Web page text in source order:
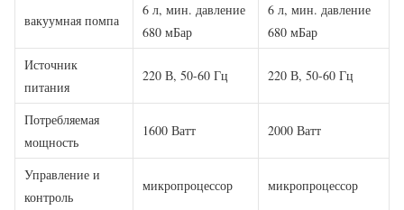
вакуумная помпа
6 л, мин. давление
680 мБар
6 л, мин. давление
680 мБар
Источник
питания
220 В, 50-60 Гц 220 В, 50-60 Гц
Потребляемая
мощность
1600 Ватт 2000 Ватт
Управление и
контроль
микропроцессор микропроцессор